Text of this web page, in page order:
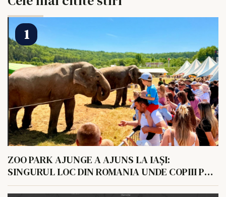
ZOO PARK AJUNGE A AJUNS LA IAȘI:
SINGURUL LOC DIN ROMANIA UNDE COPIII POT
HRANI UN ELEFANT